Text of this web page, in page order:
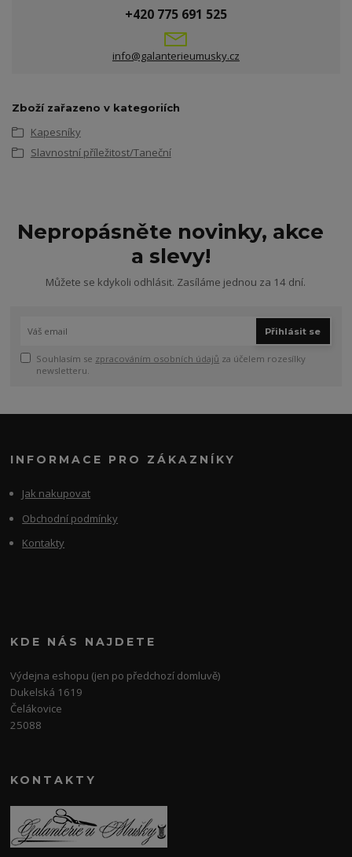
+420 775 691 525
info@galanterieumusky.cz
Zboží zařazeno v kategoriích
Kapesníky
Slavnostní příležitost/Taneční
Nepropásněte novinky, akce
a slevy!
Můžete se kdykoli odhlásit. Zasíláme jednou za 14 dní.
Přihlásit se
Souhlasím se zpracováním osobních údajů za účelem rozesílky
newsletteru.
INFORMACE PRO ZÁKAZNÍKY
Jak nakupovat
Obchodní podmínky
Kontakty
KDE NÁS NAJDETE
Výdejna eshopu (jen po předchozí domluvě)
Dukelská 1619
Čelákovice
25088
KONTAKTY